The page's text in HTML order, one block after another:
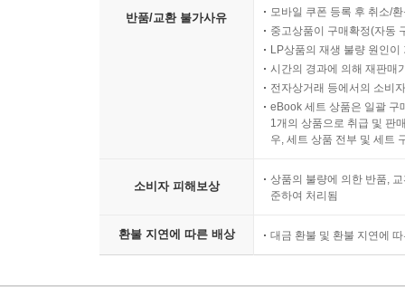
반품/교환 불가사유
모바일 쿠폰 등록 후 취소/
중고상품이 구매확정(자동
LP상품의 재생 불량 원인
시간의 경과에 의해 재판매
전자상거래 등에서의 소비
eBook 세트 상품은 일괄 구
1개의 상품으로 취급 및 판
우, 세트 상품 전부 및 세트
소비자 피해보상
상품의 불량에 의한 반품,
준하여 처리됨
환불 지연에 따른 배상 대금 환불 및 환불 지연에